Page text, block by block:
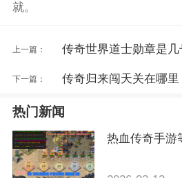
就。
上一篇： 传奇世界道士勋章是几
下一篇： 传奇归来闯天关在哪里
热门新闻
热血传奇手游